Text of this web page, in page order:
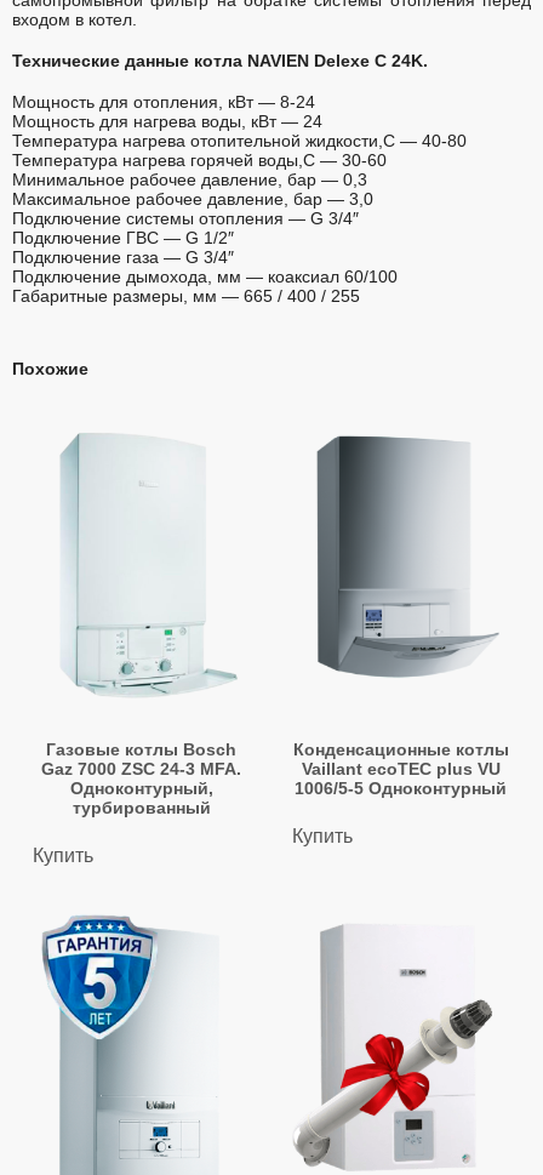
входом в котел.
Технические данные котла NAVIEN Delexe C 24K.
Мощность для отопления, кВт — 8-24
Мощность для нагрева воды, кВт — 24
Температура нагрева отопительной жидкости,С — 40-80
Температура нагрева горячей воды,С — 30-60
Минимальное рабочее давление, бар — 0,3
Максимальное рабочее давление, бар — 3,0
Подключение системы отопления — G 3/4″
Подключение ГВС — G 1/2″
Подключение газа — G 3/4″
Подключение дымохода, мм — коаксиал 60/100
Габаритные размеры, мм — 665 / 400 / 255
Похожие
Газовые котлы Bosch
Gaz 7000 ZSC 24-3 MFA.
Одноконтурный,
турбированный
Купить
Конденсационные котлы
Vaillant ecoTEC plus VU
1006/5-5 Одноконтурный
Купить